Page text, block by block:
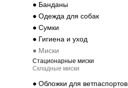
● Банданы
● Одежда для собак
● Cумки
● Гигиена и уход
● Миски
Стационарные миски
Складные миски
● Обложки для ветпаспортов